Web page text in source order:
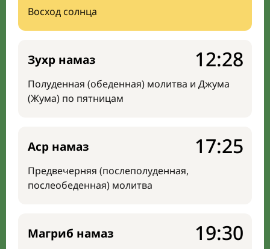
Восход солнца
Зухр намаз
Полуденная (обеденная) молитва и Джума
(Жума) по пятницам
12:28
Аср намаз
Предвечерняя (послеполуденная,
послеобеденная) молитва
17:25
Магриб намаз 19:30